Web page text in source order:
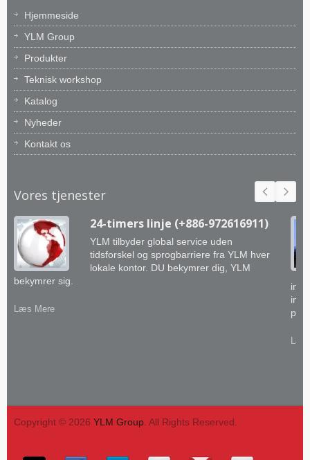
Hjemmeside
YLM Group
Produkter
Teknisk workshop
Katalog
Nyheder
Kontakt os
Vores tjenester
24-timers linje (+886-972616911)
YLM tilbyder global service uden
tidsforskel og sprogbarriere fra YLM hver
lokale kontor. DU bekymrer dig, YLM
bekymrer sig.
Læs Mere
Copyright © 2026 YLM Group . All Rights Reserved.